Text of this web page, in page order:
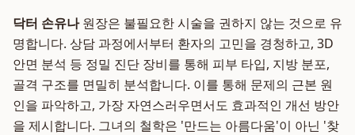
닥터 손유나원장은 불필요한 시술을 권하지 않는 것으로 유
명합니다. 상담 과정에서부터 환자의 고민을 경청하고, 3D
안면 분석 등 정밀 진단 장비를 통해 피부 타입, 지방 분포,
골격 구조를 면밀히 분석합니다. 이를 통해 문제의 근본 원
인을 파악하고, 가장 자연스러우면서도 효과적인 개선 방안
을 제시합니다. 그녀의 철학은 '만드는 아름다움'이 아닌 '찾